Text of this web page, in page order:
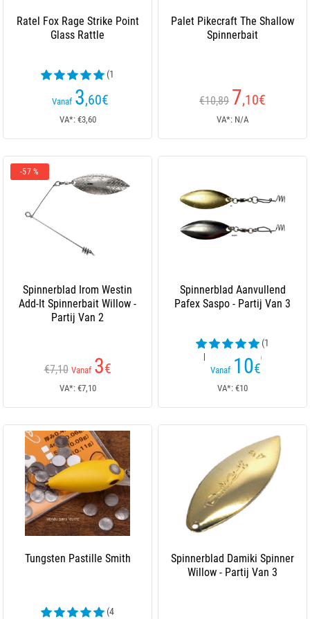
Ratel Fox Rage Strike Point
Glass Rattle
(1
beoordelingen)
Vanaf 3,60€
VA*: €3,60
Palet Pikecraft The Shallow
Spinnerbait
€10,89 7,10€
VA*: N/A
-57 %
Spinnerblad Irom Westin
Add-It Spinnerbait Willow -
Partij Van 2
€7,10 Vanaf 3€
VA*: €7,10
Spinnerblad Aanvullend
Pafex Saspo - Partij Van 3
(1
beoordelingen)
Vanaf 10€
VA*: €10
Tungsten Pastille Smith
(4
Spinnerblad Damiki Spinner
Willow - Partij Van 3